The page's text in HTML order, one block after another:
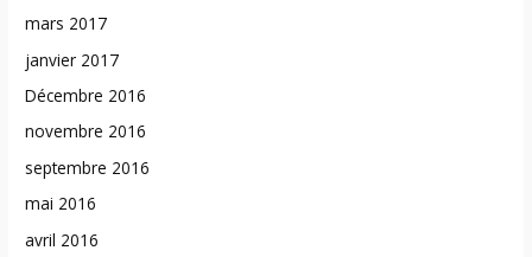
mars 2017
janvier 2017
Décembre 2016
novembre 2016
septembre 2016
mai 2016
avril 2016